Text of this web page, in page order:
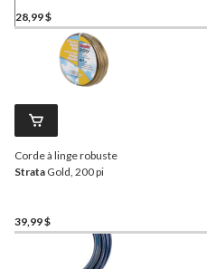
28,99 $
Corde à linge robuste
Strata Gold, 200 pi
39,99 $